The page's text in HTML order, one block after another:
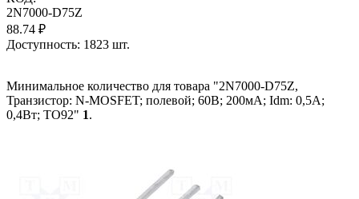
2N7000-D75Z
88.74 ₽
Доступность: 1823 шт.
Минимальное количество для товара "2N7000-D75Z,
Транзистор: N-MOSFET; полевой; 60В; 200мА; Idm: 0,5А;
0,4Вт; TO92" 1.